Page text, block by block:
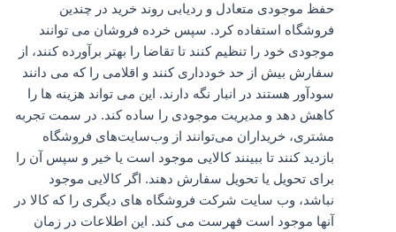
حفظ موجودی متعادل و ردیابی روند خرید در چندین
فروشگاه استفاده کرد. سپس خرده فروشان می توانند
موجودی خود را تنظیم کنند تا تقاضا را بهتر برآورده کنند، از
سفارش بیش از حد خودداری کنند و اقلامی را که می دانند
سودآور هستند در انبار نگه دارند. این می تواند هزینه ها را
کاهش دهد و مدیریت موجودی را ساده کند. در سمت تجربه
مشتری، خریداران می‌توانند از وب‌سایت‌های فروشگاه
بازدید کنند تا ببینند کالایی موجود است یا خیر و سپس آن را
برای تحویل یا تحویل سفارش دهند. اگر کالایی موجود
نباشد، وب سایت شرکت فروشگاه های دیگری را که کالا در
آنها موجود است فهرست می کند. این اطلاعات در زمان